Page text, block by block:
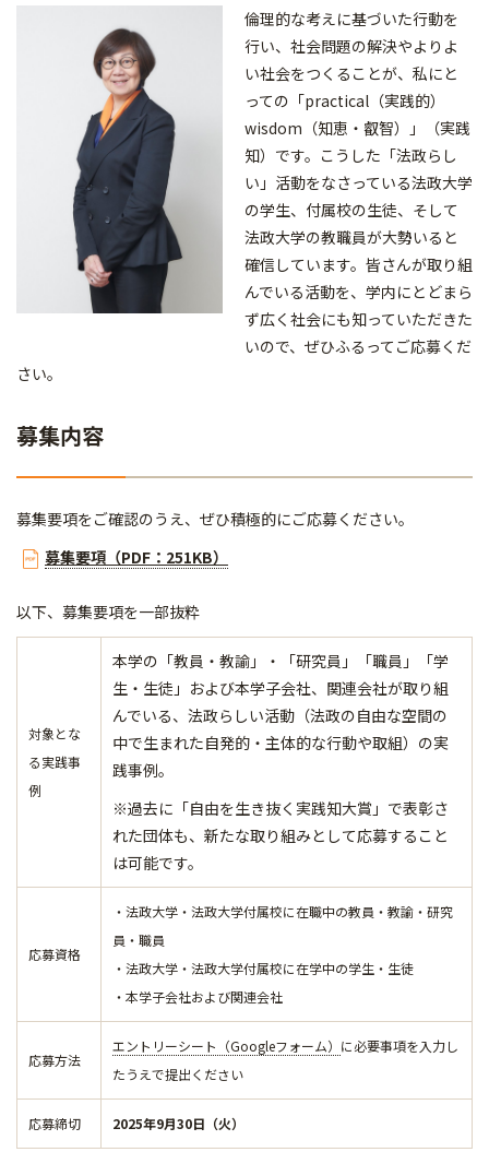
倫理的な考えに基づいた行動を
行い、社会問題の解決やよりよ
い社会をつくることが、私にと
っての「practical（実践的）
wisdom（知恵・叡智）」（実践
知）です。こうした「法政らし
い」活動をなさっている法政大学
の学生、付属校の生徒、そして
法政大学の教職員が大勢いると
確信しています。皆さんが取り組
んでいる活動を、学内にとどまら
ず広く社会にも知っていただきた
いので、ぜひふるってご応募くだ
さい。
募集内容
募集要項をご確認のうえ、ぜひ積極的にご応募ください。
募集要項（PDF：251KB）
以下、募集要項を一部抜粋
対象とな
る実践事
例
本学の「教員・教諭」・「研究員」「職員」「学
生・生徒」および本学子会社、関連会社が取り組
んでいる、法政らしい活動（法政の自由な空間の
中で生まれた自発的・主体的な行動や取組）の実
践事例。
※過去に「自由を生き抜く実践知大賞」で表彰さ
れた団体も、新たな取り組みとして応募すること
は可能です。
応募資格
・法政大学・法政大学付属校に在職中の教員・教諭・研究
員・職員
・法政大学・法政大学付属校に在学中の学生・生徒
・本学子会社および関連会社
応募方法
エントリーシート（Googleフォーム） に必要事項を入力し
たうえで提出ください
応募締切 2025年9月30日（火）